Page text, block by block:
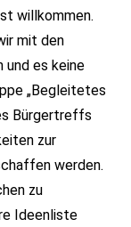
willkommen.
mit den
und es keine
„Begleitetes
Bürgertreffs
zur
werden.
zu
Ideenliste